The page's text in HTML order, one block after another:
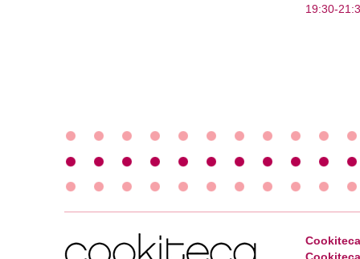
19:30-